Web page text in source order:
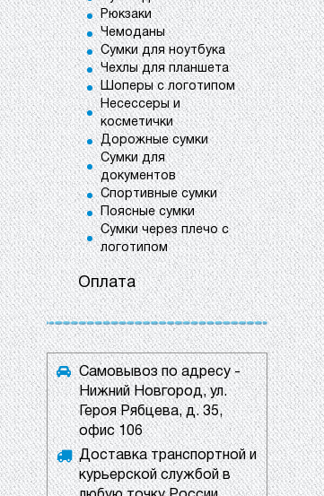
Рюкзаки
Чемоданы
Сумки для ноутбука
Чехлы для планшета
Шоперы с логотипом
Несессеры и
косметички
Дорожные сумки
Сумки для
документов
Спортивные сумки
Поясные сумки
Сумки через плечо с
логотипом
Оплата
Самовывоз по адресу -
Нижний Новгород, ул.
Героя Рябцева, д. 35,
офис 106
Доставка транспортной и
курьерской службой в